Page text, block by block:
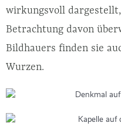
wirkungsvoll
Betrachtung davon
Bildhauers finden sie
Wurzen.